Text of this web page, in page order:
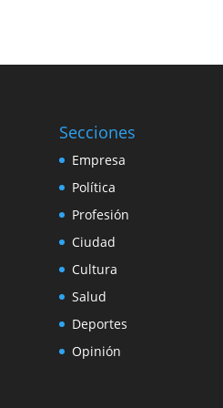
Secciones
Empresa
Política
Profesión
Ciudad
Cultura
Salud
Deportes
Opinión